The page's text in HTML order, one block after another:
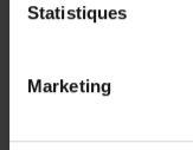
Statistiques
Marketing
collection Viga. Les
un meuble léger,
s’intègre aussi bien
une salle de réunion,